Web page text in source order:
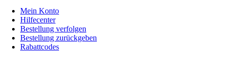
Mein Konto
Hilfecenter
Bestellung verfolgen
Bestellung zurückgeben
Rabattcodes